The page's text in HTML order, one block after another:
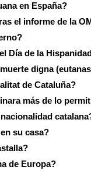
en España?
el informe de la
Día de la
digna
de Cataluña?
más de lo
su casa?
de Europa?